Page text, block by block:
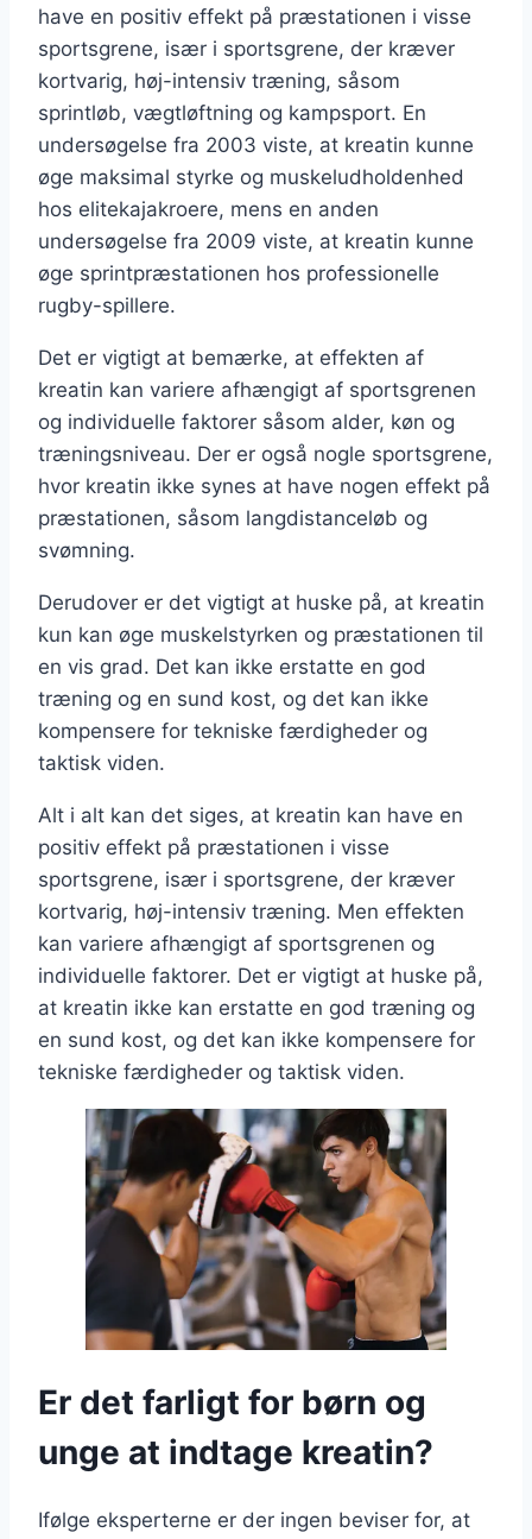
have en positiv effekt på præstationen i visse
sportsgrene, især i sportsgrene, der kræver
kortvarig, høj-intensiv træning, såsom
sprintløb, vægtløftning og kampsport. En
undersøgelse fra 2003 viste, at kreatin kunne
øge maksimal styrke og muskeludholdenhed
hos elitekajakroere, mens en anden
undersøgelse fra 2009 viste, at kreatin kunne
øge sprintpræstationen hos professionelle
rugby-spillere.
Det er vigtigt at bemærke, at effekten af
kreatin kan variere afhængigt af sportsgrenen
og individuelle faktorer såsom alder, køn og
træningsniveau. Der er også nogle sportsgrene,
hvor kreatin ikke synes at have nogen effekt på
præstationen, såsom langdistanceløb og
svømning.
Derudover er det vigtigt at huske på, at kreatin
kun kan øge muskelstyrken og præstationen til
en vis grad. Det kan ikke erstatte en god
træning og en sund kost, og det kan ikke
kompensere for tekniske færdigheder og
taktisk viden.
Alt i alt kan det siges, at kreatin kan have en
positiv effekt på præstationen i visse
sportsgrene, især i sportsgrene, der kræver
kortvarig, høj-intensiv træning. Men effekten
kan variere afhængigt af sportsgrenen og
individuelle faktorer. Det er vigtigt at huske på,
at kreatin ikke kan erstatte en god træning og
en sund kost, og det kan ikke kompensere for
tekniske færdigheder og taktisk viden.
Er det farligt for børn og
unge at indtage kreatin?
Ifølge eksperterne er der ingen beviser for, at